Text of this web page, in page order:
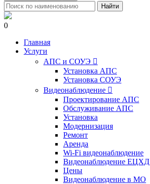
Найти
0
Главная
Услуги
АПС и СОУЭ 
Установка АПС
Установка СОУЭ
Видеонаблюдение 
Проектирование АПС
Обслуживание АПС
Установка
Модернизация
Ремонт
Аренда
Wi-Fi видеонаблюдение
Видеонаблюдение ЕЦХД
Цены
Видеонаблюдение в МО